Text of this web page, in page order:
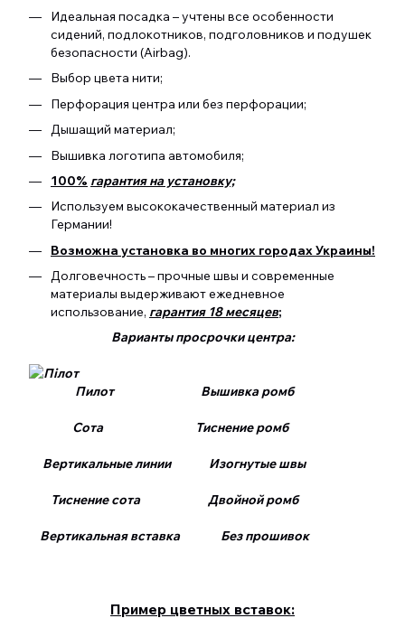
Идеальная посадка – учтены все особенности
сидений, подлокотников, подголовников и подушек
безопасности (Airbag).
Выбор цвета нити;
Перфорация центра или без перфорации;
Дышащий материал;
Вышивка логотипа автомобиля;
100% гарантия на установку;
Используем высококачественный материал из
Германии!
Возможна установка во многих городах Украины!
Долговечность – прочные швы и современные
материалы выдерживают ежедневное
использование, гарантия 18 месяцев;
Варианты просрочки центра:
Пилот Вышивка ромб
Сота Тиснение ромб
Вертикальные линии Изогнутые швы
Тиснение сота Двойной ромб
Вертикальная вставка Без прошивок
Пример цветных вставок: